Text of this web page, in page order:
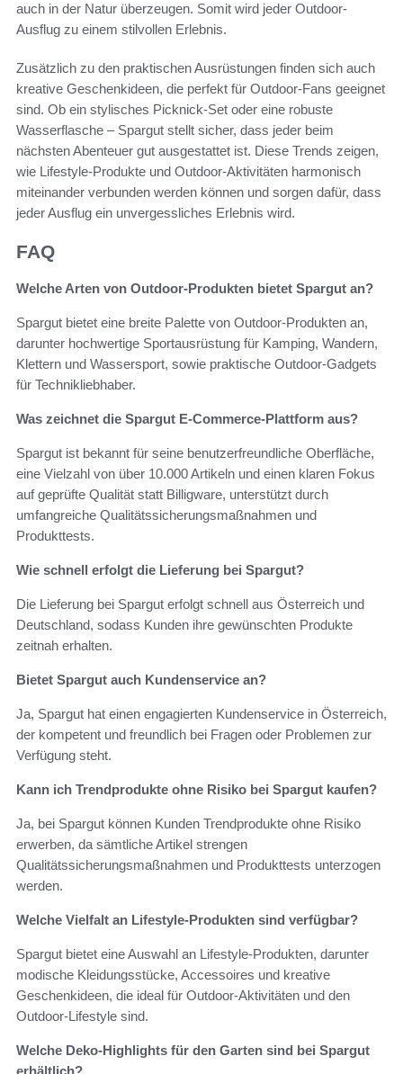
auch in der Natur überzeugen. Somit wird jeder Outdoor-
Ausflug zu einem stilvollen Erlebnis.
Zusätzlich zu den praktischen Ausrüstungen finden sich auch
kreative Geschenkideen, die perfekt für Outdoor-Fans geeignet
sind. Ob ein stylisches Picknick-Set oder eine robuste
Wasserflasche – Spargut stellt sicher, dass jeder beim
nächsten Abenteuer gut ausgestattet ist. Diese Trends zeigen,
wie Lifestyle-Produkte und Outdoor-Aktivitäten harmonisch
miteinander verbunden werden können und sorgen dafür, dass
jeder Ausflug ein unvergessliches Erlebnis wird.
FAQ
Welche Arten von Outdoor-Produkten bietet Spargut an?
Spargut bietet eine breite Palette von Outdoor-Produkten an,
darunter hochwertige Sportausrüstung für Kamping, Wandern,
Klettern und Wassersport, sowie praktische Outdoor-Gadgets
für Technikliebhaber.
Was zeichnet die Spargut E-Commerce-Plattform aus?
Spargut ist bekannt für seine benutzerfreundliche Oberfläche,
eine Vielzahl von über 10.000 Artikeln und einen klaren Fokus
auf geprüfte Qualität statt Billigware, unterstützt durch
umfangreiche Qualitätssicherungsmaßnahmen und
Produkttests.
Wie schnell erfolgt die Lieferung bei Spargut?
Die Lieferung bei Spargut erfolgt schnell aus Österreich und
Deutschland, sodass Kunden ihre gewünschten Produkte
zeitnah erhalten.
Bietet Spargut auch Kundenservice an?
Ja, Spargut hat einen engagierten Kundenservice in Österreich,
der kompetent und freundlich bei Fragen oder Problemen zur
Verfügung steht.
Kann ich Trendprodukte ohne Risiko bei Spargut kaufen?
Ja, bei Spargut können Kunden Trendprodukte ohne Risiko
erwerben, da sämtliche Artikel strengen
Qualitätssicherungsmaßnahmen und Produkttests unterzogen
werden.
Welche Vielfalt an Lifestyle-Produkten sind verfügbar?
Spargut bietet eine Auswahl an Lifestyle-Produkten, darunter
modische Kleidungsstücke, Accessoires und kreative
Geschenkideen, die ideal für Outdoor-Aktivitäten und den
Outdoor-Lifestyle sind.
Welche Deko-Highlights für den Garten sind bei Spargut
erhältlich?